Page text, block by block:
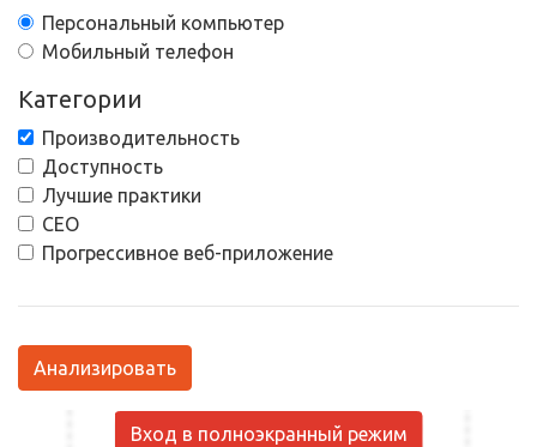
Персональный компьютер
Мобильный телефон
Категории
Производительность
Доступность
Лучшие практики
СЕО
Прогрессивное веб-приложение
Анализировать
Вход в полноэкранный режим